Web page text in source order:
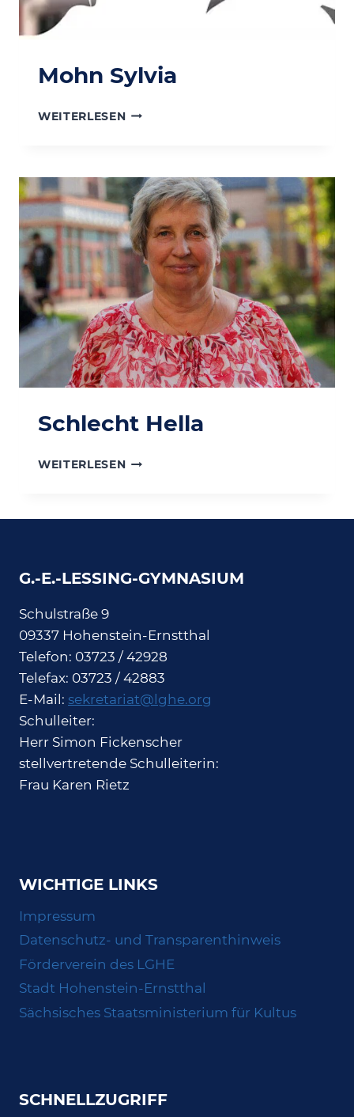
Mohn Sylvia
WEITERLESENMOHN
Schlecht Hella
WEITERLESENSCHLECHT
G.-E.-LESSING-GYMNASIUM
Schulstraße 9
09337 Hohenstein-Ernstthal
Telefon: 03723 / 42928
Telefax: 03723 / 42883
E-Mail: sekretariat@lghe.org
Schulleiter:
Herr Simon Fickenscher
stellvertretende Schulleiterin:
Frau Karen Rietz
WICHTIGE LINKS
Impressum
Datenschutz- und Transparenthinweis
Förderverein des LGHE
Stadt Hohenstein-Ernstthal
Sächsisches Staatsministerium für Kultus
SCHNELLZUGRIFF